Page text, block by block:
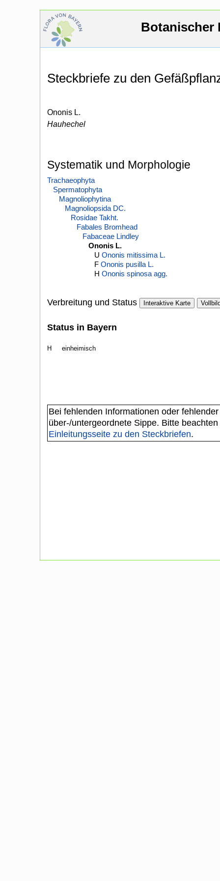
Botanischer
Steckbriefe zu den
Ononis L.
Hauhechel
Systematik und Morphologie
Trachaeophyta
Spermatophyta
Magnoliophytina
Magnoliopsida DC.
Rosidae Takht.
Fabales Bromhead
Fabaceae Lindley
Ononis L.
U Ononis mitissima L.
F Ononis pusilla L.
H Ononis spinosa agg.
Verbreitung und Status Interaktive Karte
Status in Bayern
H einheimisch
Bei fehlenden Informationen oder
über-/untergeordnete Sippe. Bitte
Einleitungsseite zu den Steckbriefen.